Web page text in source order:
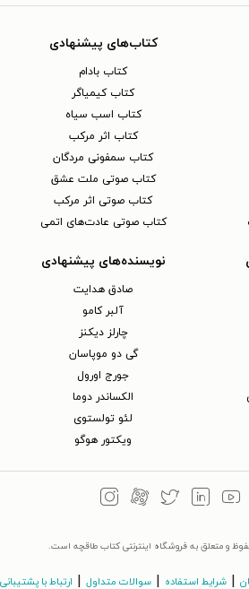
کتاب‌های پیشنهادی
کتاب بادام
کتاب کیمیاگر
کتاب اسب سیاه
کتاب اثر مرکب
کتاب سمفونی مردگان
کتاب صوتی ملت عشق
کتاب صوتی اثر مرکب
کتاب صوتی عادت‌های اتمی
نویسنده‌های پیشنهادی
صادق هدایت
آلبر کامو
چارلز دیکنز
گی دو موپاسان
جورج اورول
الکساندر دوما
لئو تولستوی
ویکتور هوگو
و متعلق به فروشگاه اینترنتی کتاب طاقچه است.
| شرایط استفاده | سوالات متداول | ارتباط با پشتیبانی